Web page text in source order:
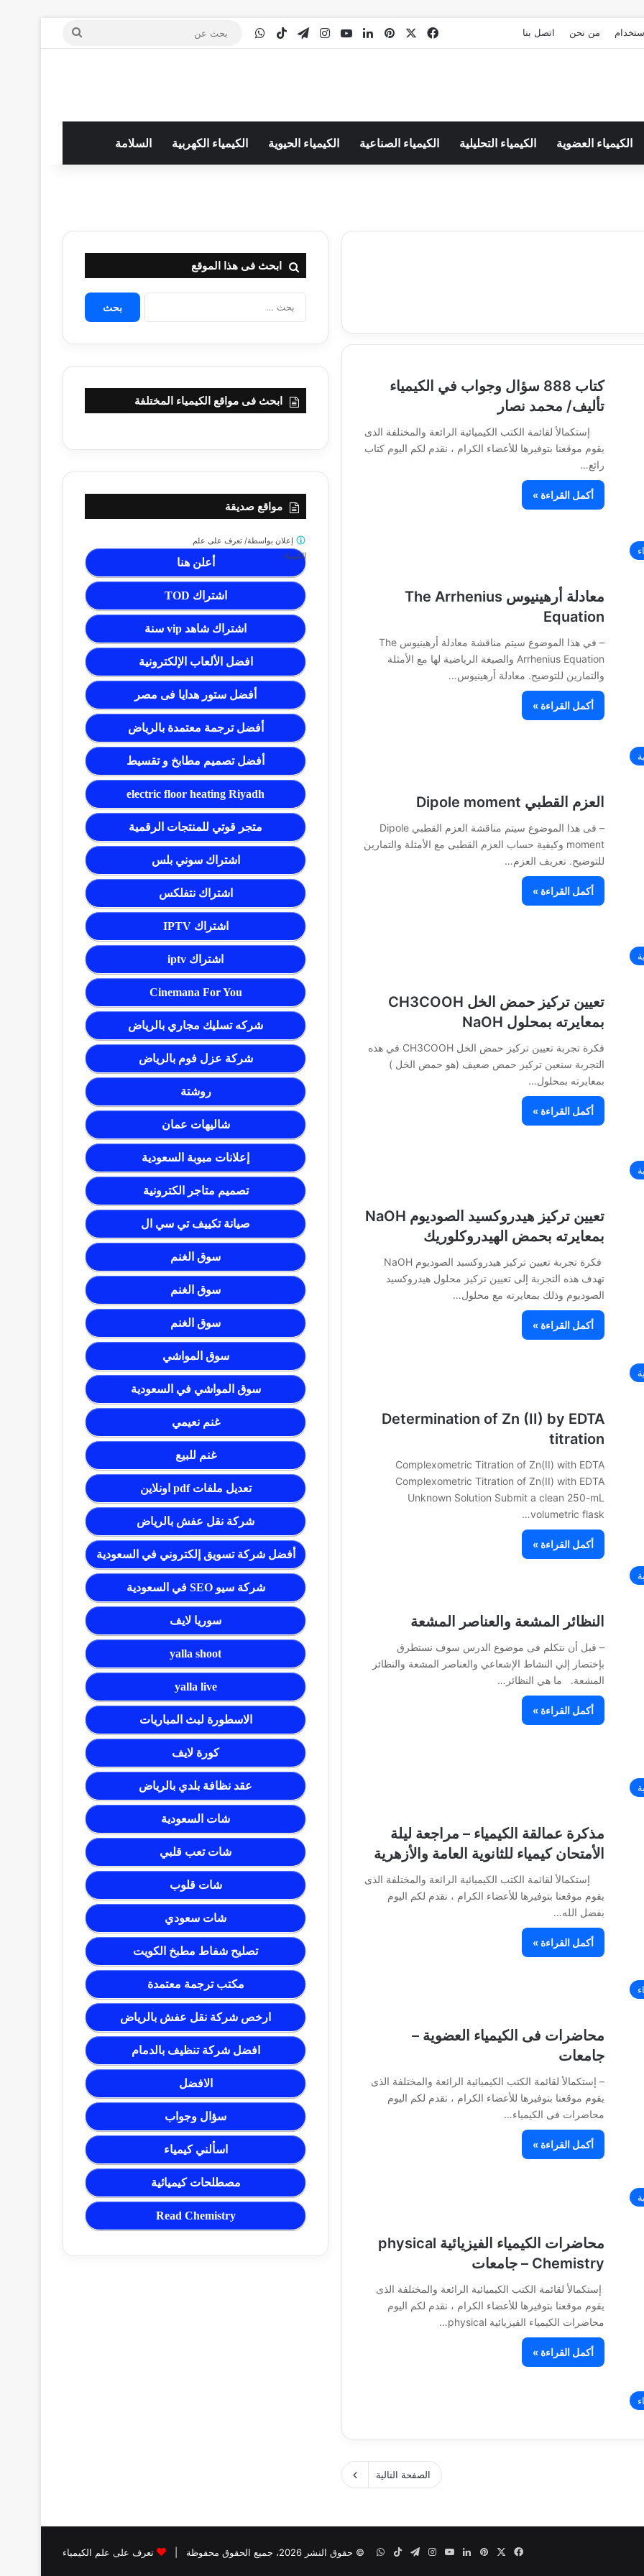
من نحن اتصل بنا فيسبوك بينتيريست
لينكدإن‫YouTube
انستقرام
تيلقرام ‫TikTokواتساب
بحث
الكيمياء العضوية الكيمياء التحليلية الكيمياء الصناعية الكيمياء الحيوية الكيمياء الكهربية السلامة
كتاب 888 سؤال وجواب في الكيمياء
تأليف/ محمد نصار
إستكمالأ لقائمة الكتب الكيميائية الرائعة والمختلفة الذى
يقوم موقعنا بتوفيرها للأعضاء الكرام ، نقدم لكم اليوم كتاب
رائع…
أكمل القراءة »
معادلة أرهينيوس The Arrhenius
Equation
– في هذا الموضوع سيتم مناقشة معادلة أرهينيوس The
Arrhenius Equation والصيغة الرياضية لها مع الأمثلة
والتمارين للتوضيح. معادلة أرهينيوس…
أكمل القراءة »
العزم القطبي Dipole moment
– فى هذا الموضوع سيتم مناقشة العزم القطبي Dipole
moment وكيفية حساب العزم القطبى مع الأمثلة والتمارين
للتوضيح. تعريف العزم…
أكمل القراءة »
تعيين تركيز حمض الخل CH3COOH
بمعايرته بمحلول NaOH
فكرة تجربة تعيين تركيز حمض الخل CH3COOH في ھذه
التجربة سنعين تركيز حمض ضعيف (ھو حمض الخل )
بمعايرته بمحلول…
أكمل القراءة »
تعيين تركيز ھيدروكسيد الصوديوم NaOH
بمعايرته بحمض الهيدروكلوريك
فكرة تجربة تعيين تركيز ھيدروكسيد الصوديوم NaOH
تھدف ھذه التجربة إلى تعيين تركيز محلول ھيدروكسيد
الصوديوم وذلك بمعايرته مع محلول…
أكمل القراءة »
Determination of Zn (II) by EDTA
titration
Complexometric Titration of Zn(II) with EDTA
Complexometric Titration of Zn(II) with EDTA
Unknown Solution Submit a clean 250-mL
volumetric flask…
أكمل القراءة »
النظائر المشعة والعناصر المشعة
– قبل أن نتكلم فى موضوع الدرس سوف نستطرق
بإختصار إلي النشاط الإشعاعي والعناصر المشعة والنظائر
المشعة. ما هي النظائر…
أكمل القراءة »
مذكرة عمالقة الكيمياء – مراجعة ليلة
الأمتحان كيمياء للثانوية العامة والأزهرية
إستكمالأ لقائمة الكتب الكيميائية الرائعة والمختلفة الذى
يقوم موقعنا بتوفيرها للأعضاء الكرام ، نقدم لكم اليوم
بفضل الله…
أكمل القراءة »
محاضرات فى الكيمياء العضوية –
جامعات
– إستكمالأ لقائمة الكتب الكيميائية الرائعة والمختلفة الذى
يقوم موقعنا بتوفيرها للأعضاء الكرام ، نقدم لكم اليوم
محاضرات فى الكيمياء…
أكمل القراءة »
محاضرات الكيمياء الفيزيائية physical
Chemistry – جامعات
إستكمالأ لقائمة الكتب الكيميائية الرائعة والمختلفة الذى
يقوم موقعنا بتوفيرها للأعضاء الكرام ، نقدم لكم اليوم
محاضرات الكيمياء الفيزيائية physical…
أكمل القراءة »
الصفحة التالية
ابحث فى هذا الموقع
البحث
ابحث فى مواقع الكيمياء المختلفة
مواقع صديقة
أعلن هنا
اشتراك TOD
اشتراك شاهد vip سنة
افضل الألعاب الإلكترونية
أفضل ستور هدايا فى مصر
أفضل ترجمة معتمدة بالرياض
أفضل تصميم مطابخ و تقسيط
electric floor heating Riyadh
متجر قوتي للمنتجات الرقمية
اشتراك سوني بلس
اشتراك نتفلكس
اشتراك IPTV
اشتراك iptv
Cinemana For You
شركه تسليك مجاري بالرياض
شركة عزل فوم بالرياض
روشتة
شاليهات عمان
إعلانات مبوبة السعودية
تصميم متاجر الكترونية
صيانة تكييف تي سي ال
سوق الغنم
سوق الغنم
سوق الغنم
سوق المواشي
سوق المواشي في السعودية
غنم نعيمي
غنم للبيع
تعديل ملفات pdf اونلاين
شركة نقل عفش بالرياض
أفضل شركة تسويق إلكتروني في السعودية
شركة سيو SEO في السعودية
سوريا لايف
yalla shoot
yalla live
الاسطورة لبث المباريات
كورة لايف
عقد نظافة بلدي بالرياض
شات السعودية
شات تعب قلبي
شات قلوب
شات سعودي
تصليح شفاط مطبخ الكويت
مكتب ترجمة معتمدة
ارخص شركة نقل عفش بالرياض
افضل شركة تنظيف بالدمام
الافضل
سؤال وجواب
اسألني كيمياء
مصطلحات كيميائية
Read Chemistry
إعلان بواسطة/تعرف على علم
الكيمياء
© حقوق النشر 2026، جميع الحقوق محفوظة | تعرف على علم الكيمياء فيسبوكبينتيريست
لينكدإن‫YouTubeانستقرام
تيلقرام‫TikTokواتساب